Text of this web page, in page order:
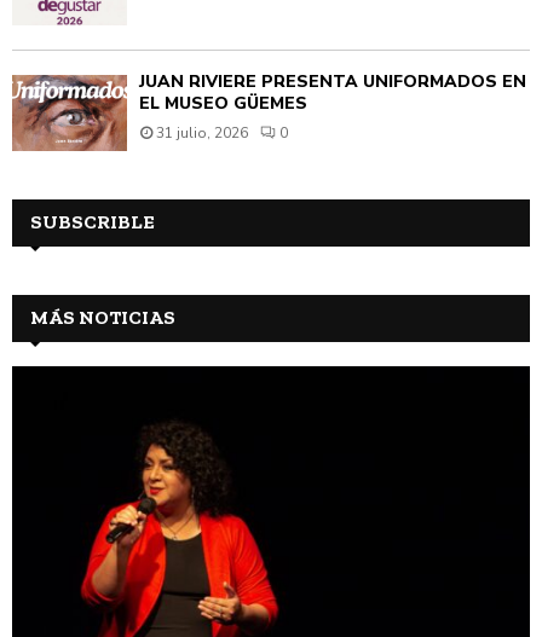
JUAN RIVIÈRE PRESENTA UNIFORMADOS EN
EL MUSEO GÜEMES
31 julio, 2026 0
SUBSCRIBLE
MÁS NOTICIAS